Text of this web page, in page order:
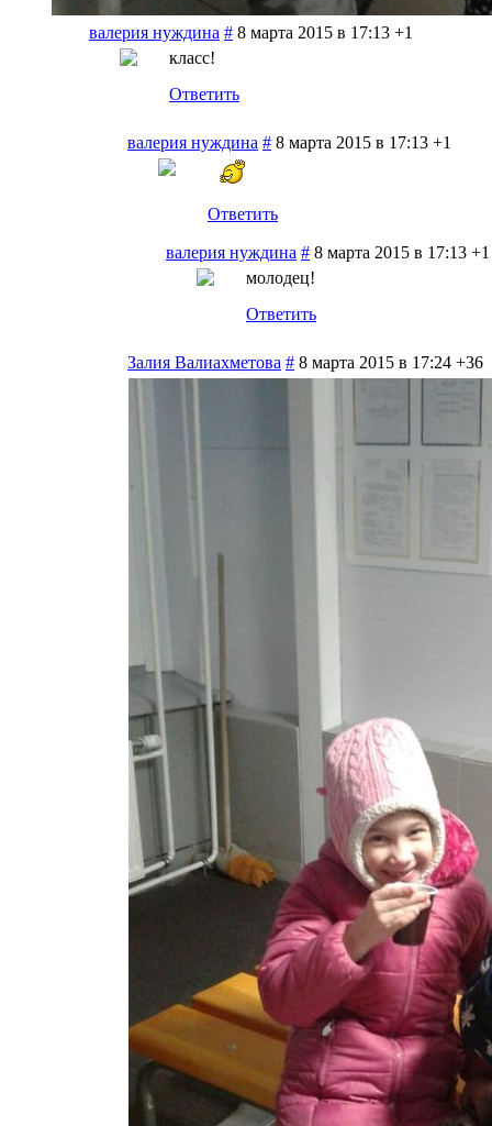
валерия нуждина # 8 марта 2015 в 17:13 +1
класс!
Ответить
валерия нуждина # 8 марта 2015 в 17:13 +1
Ответить
валерия нуждина # 8 марта 2015 в 17:13 +1
молодец!
Ответить
Залия Валиахметова # 8 марта 2015 в 17:24 +36